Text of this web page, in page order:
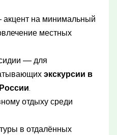
на минимальный
местных
— для
экскурсии в
.
отдыху среди
в отдалённых